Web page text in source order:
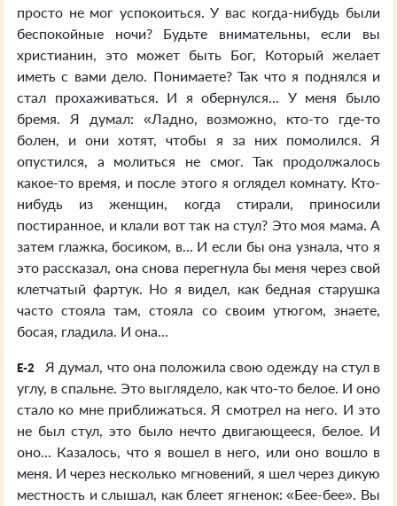
просто не мог успокоиться. У вас когда-нибудь были
беспокойные ночи? Будьте внимательны, если вы
христианин, это может быть Бог, Который желает
иметь с вами дело. Понимаете? Так что я поднялся и
стал прохаживаться. И я обернулся... У меня было
бремя. Я думал: «Ладно, возможно, кто-то где-то
болен, и они хотят, чтобы я за них помолился. Я
опустился, а молиться не смог. Так продолжалось
какое-то время, и после этого я оглядел комнату. Кто-
нибудь из женщин, когда стирали, приносили
постиранное, и клали вот так на стул? Это моя мама. А
затем глажка, босиком, в... И если бы она узнала, что я
это рассказал, она снова перегнула бы меня через свой
клетчатый фартук. Но я видел, как бедная старушка
часто стояла там, стояла со своим утюгом, знаете,
босая, гладила. И она...
E-2
Я думал, что она положила свою одежду на стул в
углу, в спальне. Это выглядело, как что-то белое. И оно
стало ко мне приближаться. Я смотрел на него. И это
не был стул, это было нечто двигающееся, белое. И
оно... Казалось, что я вошел в него, или оно вошло в
меня. И через несколько мгновений, я шел через дикую
местность и слышал, как блеет ягненок: «Бее-бее». Вы